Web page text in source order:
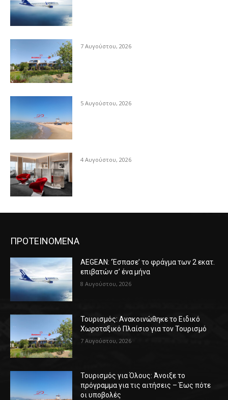
7 Αυγούστου, 2026
5 Αυγούστου, 2026
4 Αυγούστου, 2026
ΠΡΟΤΕΙΝΟΜΕΝΑ
AEGEAN: ‘Έσπασε’ το φράγμα των 2 εκατ.
επιβατών σ’ ένα μήνα
8 Αυγούστου, 2026
Τουρισμός: Ανακοινώθηκε το Ειδικό
Χωροταξικό Πλαίσιο για τον Τουρισμό
7 Αυγούστου, 2026
Τουρισμός για Όλους: Άνοιξε το
πρόγραμμα για τις αιτήσεις – Έως πότε
οι υποβολές